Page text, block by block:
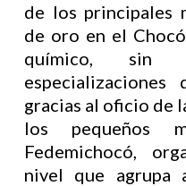
de los principales
de oro en el
químico, sin
gracias al oficio de
los pequeños
Fedemichocó,
nivel que agrupa